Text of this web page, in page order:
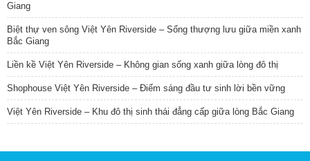
Giang
Biệt thự ven sông Việt Yên Riverside – Sống thượng lưu giữa miền xanh
Bắc Giang
Liền kề Việt Yên Riverside – Không gian sống xanh giữa lòng đô thị
Shophouse Việt Yên Riverside – Điểm sáng đầu tư sinh lời bền vững
Việt Yên Riverside – Khu đô thị sinh thái đẳng cấp giữa lòng Bắc Giang